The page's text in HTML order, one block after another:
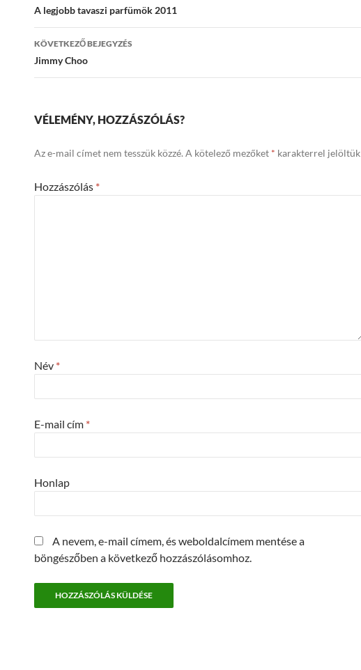
navigáció
A legjobb tavaszi parfümök 2011
KÖVETKEZŐ BEJEGYZÉS
Jimmy Choo
VÉLEMÉNY, HOZZÁSZÓLÁS?
Az e-mail címet nem tesszük közzé. A kötelező mezőket * karakterrel jelöltük
Hozzászólás *
Név *
E-mail cím *
Honlap
A nevem, e-mail címem, és weboldalcímem mentése a
böngészőben a következő hozzászólásomhoz.